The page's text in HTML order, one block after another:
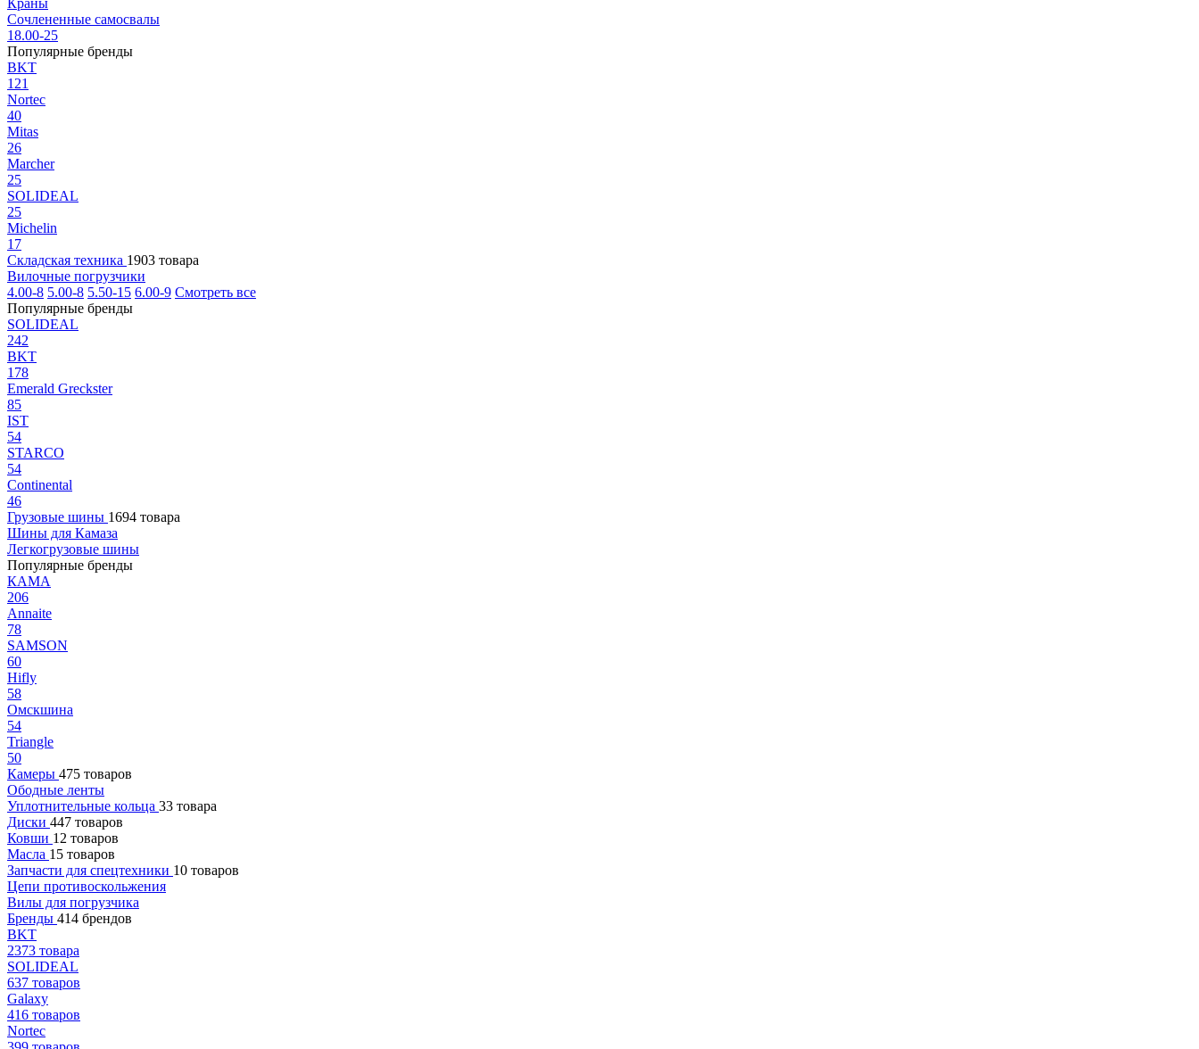
Краны
Сочлененные самосвалы
18.00-25
Популярные бренды
BKT
121
Nortec
40
Mitas
26
Marcher
25
SOLIDEAL
25
Michelin
17
Складская техника 1903 товара
Вилочные погрузчики
4.00-8 5.00-8 5.50-15 6.00-9 Смотреть все
Популярные бренды
SOLIDEAL
242
BKT
178
Emerald Greckster
85
IST
54
STARCO
54
Continental
46
Грузовые шины 1694 товара
Шины для Камаза
Легкогрузовые шины
Популярные бренды
КАМА
206
Annaite
78
SAMSON
60
Hifly
58
Омскшина
54
Triangle
50
Камеры 475 товаров
Ободные ленты
Уплотнительные кольца 33 товара
Диски 447 товаров
Ковши 12 товаров
Масла 15 товаров
Запчасти для спецтехники 10 товаров
Цепи противоскольжения
Вилы для погрузчика
Бренды 414 брендов
BKT
2373 товара
SOLIDEAL
637 товаров
Galaxy
416 товаров
Nortec